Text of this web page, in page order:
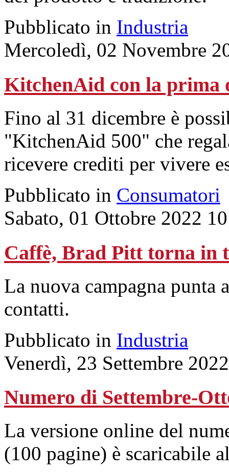
Pubblicato in Industria
Mercoledì, 02 Novembre
KitchenAid con la prima
Fino al 31 dicembre è
"KitchenAid 500" che
ricevere crediti per vivere
Pubblicato in Consumatori
Sabato, 01 Ottobre 2022
Caffè, Brad Pitt torna in
La nuova campagna
contatti.
Pubblicato in Industria
Venerdì, 23 Settembre
Numero di Settembre-
La versione online del
(100 pagine) è scaricabile